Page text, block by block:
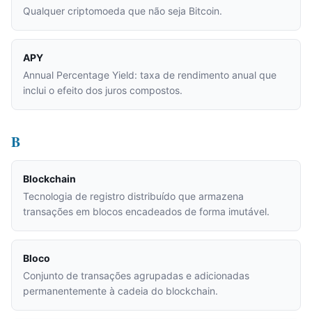
Qualquer criptomoeda que não seja Bitcoin.
APY
Annual Percentage Yield: taxa de rendimento anual que
inclui o efeito dos juros compostos.
B
Blockchain
Tecnologia de registro distribuído que armazena
transações em blocos encadeados de forma imutável.
Bloco
Conjunto de transações agrupadas e adicionadas
permanentemente à cadeia do blockchain.